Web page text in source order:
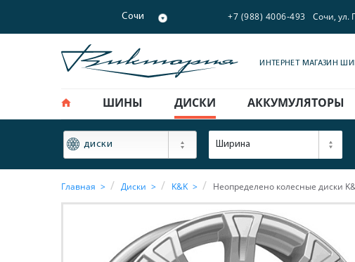
Сочи +7 (988) 4006-493 Сочи, ул.
ИНТЕРНЕТ МАГАЗИН
ШИНЫ ДИСКИ АККУМУЛЯТОРЫ
ФИЛЬТР
диски Ширина
Главная Диски K&K Неопределено колесные диски